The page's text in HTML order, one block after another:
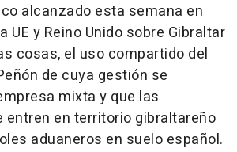
alcanzado esta semana en
UE y Reino Unido sobre Gibraltar
cosas, el uso compartido del
de cuya gestión se
mixta y que las
entren en territorio gibraltareño
aduaneros en suelo español.